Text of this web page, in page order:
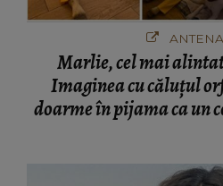
Marlie, cel mai
Imaginea cu căluțul
doarme în pijama ca un